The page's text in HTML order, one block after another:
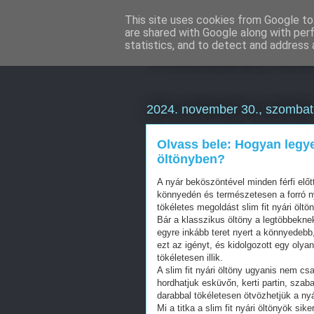
Weboldal
2024. november 30., szombat
Olvass bele: Hogyan
öltönyben?
A nyár beköszöntével minden férfi
könnyedén és természetesen a forró
tökéletes megoldást slim fit nyári
Bár a klasszikus öltöny a
egyre inkább teret nyert a
ezt az igényt, és kidolgozott egy
tökéletesen illik.
A slim fit nyári öltöny ugyanis nem
hordhatjuk esküvőn, kerti partin,
darabbal tökéletesen ötvözhetjük a
Mi a titka a slim fit nyári öltönyök
This site uses cookies from Google
are shared with Google along with
statistics, and to detect and address